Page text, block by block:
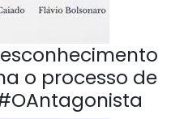
o processo de